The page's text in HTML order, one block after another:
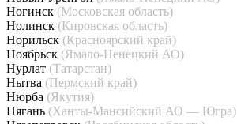
Ногинск (Московская область)
Нолинск (Кировская область)
Норильск (Красноярский край)
Ноябрьск (Ямало-Ненецкий АО)
Нурлат (Татарстан)
Нытва (Пермский край)
Нюрба (Якутия)
Нягань (Ханты-Мансийский АО — Югра)